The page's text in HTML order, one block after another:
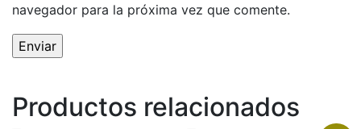
navegador para la próxima vez que comente.
Productos relacionados